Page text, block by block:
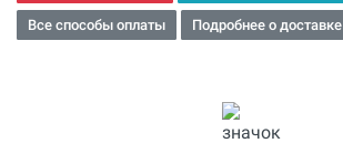
Все способы оплаты Подробнее о доставке